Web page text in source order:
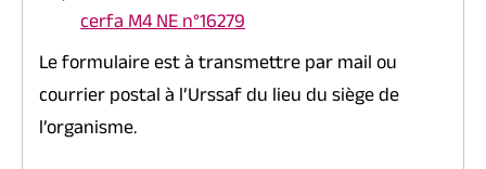
cerfa M4 NE n°16279
Le formulaire est à transmettre par mail ou
courrier postal à l’Urssaf du lieu du siège de
l’organisme.